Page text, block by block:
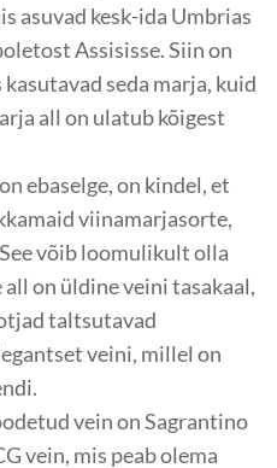
asuvad kesk-ida Umbrias
Assisisse. Siin on
seda marja, kuid
all on ulatub kõigest
ebaselge, on kindel, et
viinamarjasorte,
võib loomulikult olla
on üldine veini tasakaal,
taltsutavad
veini, millel on
vein on Sagrantino
vein, mis peab olema